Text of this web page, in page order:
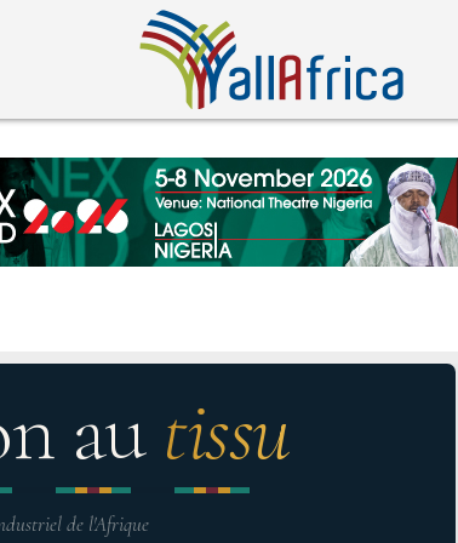
au tissu
de l'Afrique